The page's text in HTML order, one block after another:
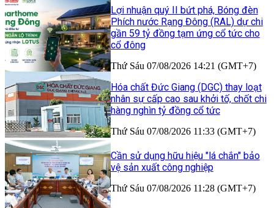
Lợi nhuận quý II bứt phá, Bóng đèn
Phích nước Rạng Đông (RAL) dự chi
gần 59 tỷ đồng tạm ứng cổ tức cho
cổ đông
Thứ Sáu 07/08/2026 14:21 (GMT+7)
Hóa chất Đức Giang (DGC) thay loạt
nhân sự cấp cao sau khởi tố, chốt chi
hàng nghìn tỷ đồng cổ tức
Thứ Sáu 07/08/2026 11:33 (GMT+7)
Cần sử dụng hữu hiệu "lá chắn" bảo
vệ sản xuất công nghiệp
Thứ Sáu 07/08/2026 11:28 (GMT+7)